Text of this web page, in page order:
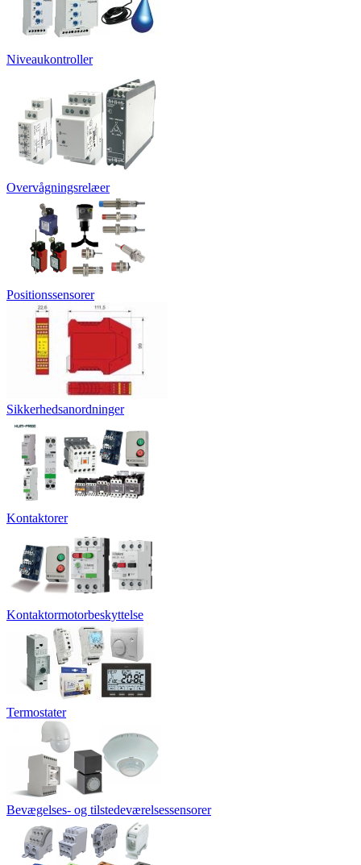
Niveaukontroller
Overvågningsrelæer
Positionssensorer
Sikkerhedsanordninger
Kontaktorer
Kontaktormotorbeskyttelse
Termostater
Bevægelses- og tilstedeværelsessensorer